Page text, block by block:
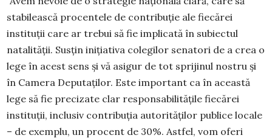
stabilească procentele de contribuție ale fiecărei
instituții care ar trebui să fie implicată în subiectul
natalității. Susțin inițiativa colegilor senatori de a crea o
lege în acest sens și vă asigur de tot sprijinul nostru și
în Camera Deputaților. Este important ca în această
lege să fie precizate clar responsabilitățile fiecărei
instituții, inclusiv contribuția autorităților publice locale
– de exemplu, un procent de 30%. Astfel, vom oferi